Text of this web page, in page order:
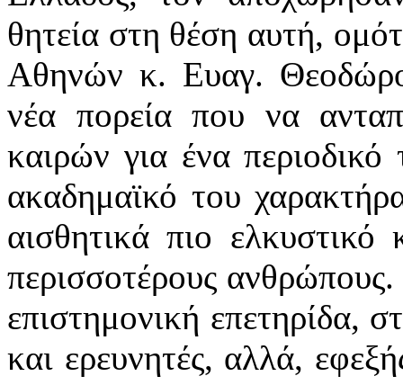
θητεία στη θέση αυτή,
Αθηνών κ. Ευαγ.
νέα πορεία που να
καιρών για ένα
ακαδημαϊκό του
αισθητικά πιο ελκυστικό
περισσοτέρους
επιστημονική επετηρίδα,
και ερευνητές, αλλά,